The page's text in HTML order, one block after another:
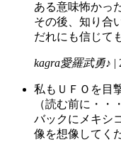
ある意味怖かっ
その後、知り合
だれにも信じて
kagra愛羅武勇♪ |
私もＵＦＯを目
（読む前に・・
バックにメキシ
像を想像してく